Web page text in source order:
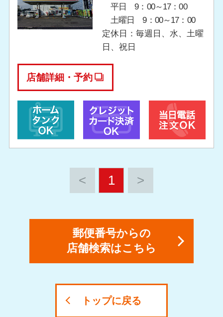
平日 9：00～17：00
土曜日 9：00～17：00
定休日：毎週日、水、土曜
日、祝日
店舗詳細・予約
< 1 >
郵便番号からの
店舗検索はこちら
トップに戻る